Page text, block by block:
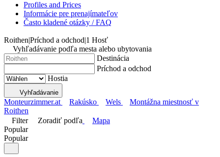
Profiles and Prices
Informácie pre prenajímateľov
Často kladené otázky / FAQ
Roithen|Príchod a odchod|1 Hosť
Vyhľadávanie podľa mesta alebo ubytovania
Destinácia
Príchod a odchod
Hostia
Vyhľadávanie
Monteurzimmer.at Rakúsko Wels
Montážna miestnosť v
Roithen
Filter
Zoradiť podľa
Mapa
Popular
Popular